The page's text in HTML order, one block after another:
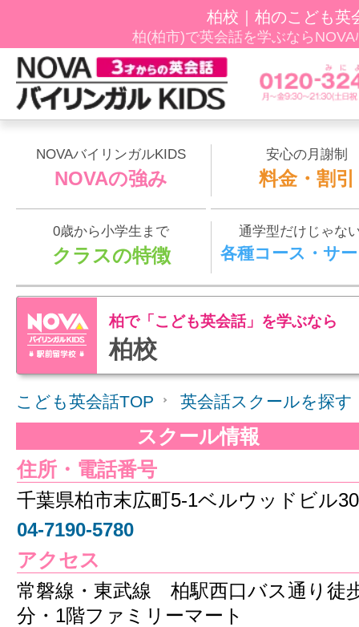
柏校｜柏のこども英
柏(柏市)で英会話を学ぶならNOVA
NOVAバイリンガルKIDS
NOVAの強み
安心の月謝制
料金・割引
0歳から小学生まで
クラスの特徴
通学型だけじゃな
各種コース・サ
柏校
柏で「こども英会話」を学ぶなら
こども英会話TOP 英会話スクールを探す
スクール情報
住所・電話番号
千葉県柏市末広町5-1ベルウッドビル
04-7190-5780
アクセス
常磐線・東武線 柏駅西口バス通り徒
分・1階ファミリーマート